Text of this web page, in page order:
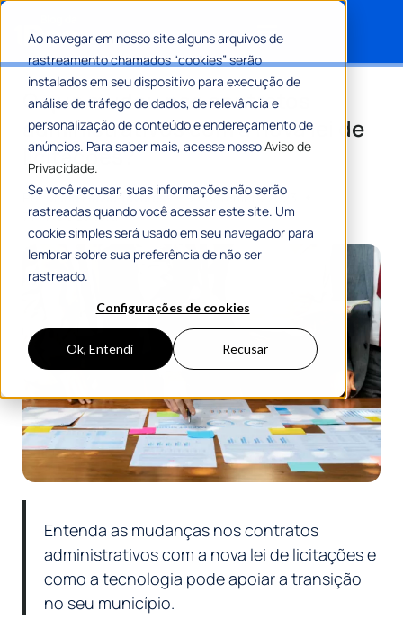
Ao navegar em nosso site alguns arquivos de
rastreamento chamados “cookies” serão
instalados em seu dispositivo para execução de
análise de tráfego de dados, de relevância e
personalização de conteúdo e endereçamento de
anúncios. Para saber mais, acesse nossoAviso de
Privacidade.
Se você recusar, suas informações não serão
rastreadas quando você acessar este site. Um
cookie simples será usado em seu navegador para
lembrar sobre sua preferência de não ser
rastreado.
Configurações de cookies
Ok, Entendi Recusar
O que mudou nos contratos
administrativos com a nova lei de
licitações?
Por Maria Flávia Tavares
27 Setembro 2023
7 Min De Leitura
Entenda as mudanças nos contratos
administrativos com a nova lei de licitações e
como a tecnologia pode apoiar a transição
no seu município.